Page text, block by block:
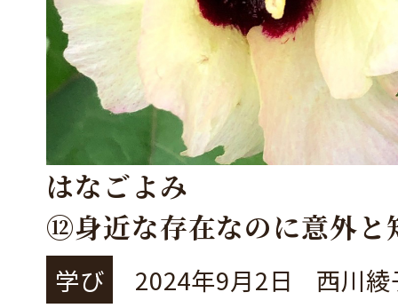
はなごよみ
⑫身近な存在なのに意外と
「ワタ」
学び 2024年9月2日 西川綾